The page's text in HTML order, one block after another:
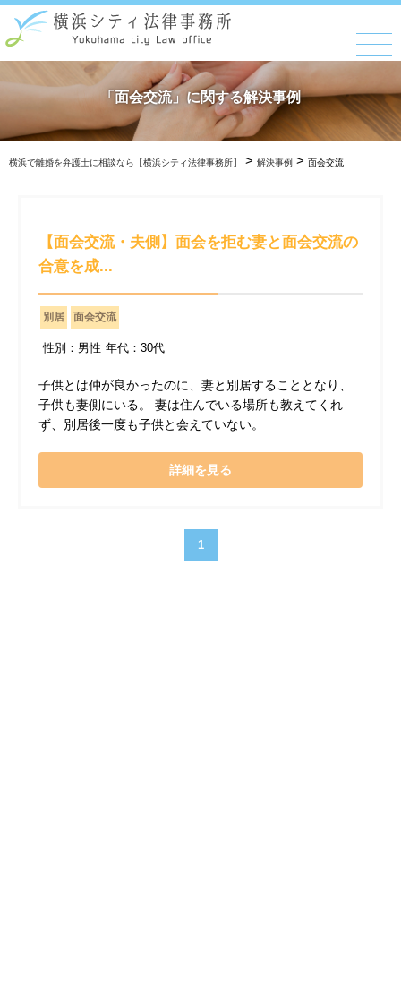
「面会交流」に関する解決事例
横浜で離婚を弁護士に相談なら【横浜シティ法律事務所】 > 解決事例 > 面会交流
【面会交流・夫側】面会を拒む妻と面会交流の
合意を成...
別居 面会交流
性別：男性 年代：30代
子供とは仲が良かったのに、妻と別居することとなり、
子供も妻側にいる。 妻は住んでいる場所も教えてくれ
ず、別居後一度も子供と会えていない。
詳細を見る
1